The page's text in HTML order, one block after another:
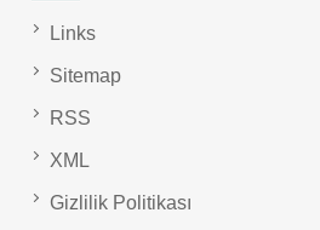
Links
Sitemap
RSS
XML
Gizlilik Politikası